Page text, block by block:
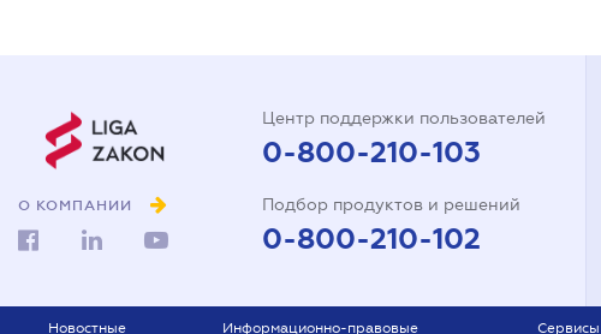
О КОМПАНИИ
Центр поддержки пользователей
0-800-210-103
Подбор продуктов и решений
0-800-210-102
Новостные Информационно-правовые Сервисы